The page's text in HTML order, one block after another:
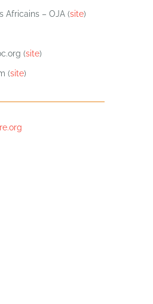
Africains – OJA (site)
(site)
(site)